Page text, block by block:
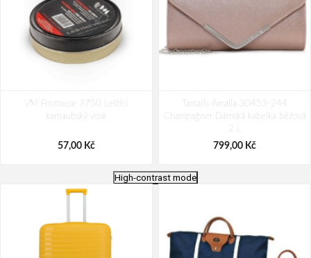
VM Footwear 3750 Leštící
karnaubský vosk
57,00 Kč
Tamaris Amalia 30453-244
Champagner Dámská kabelka béžová
2 L
799,00 Kč
High-contrast mode